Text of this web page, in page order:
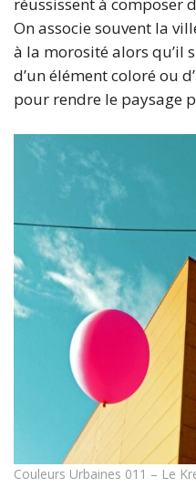
On associe souvent la
à la morosité alors qu’il
d’un élément coloré ou
pour rendre le paysage
Couleurs Urbaines 011 – Le